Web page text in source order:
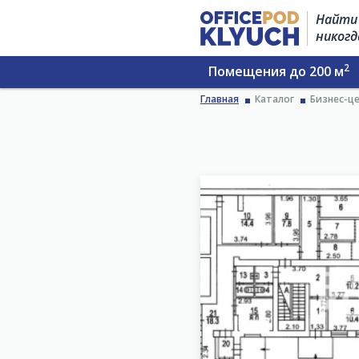
Найти
Помещения до 200 м2
Главная Каталог Бизнес-